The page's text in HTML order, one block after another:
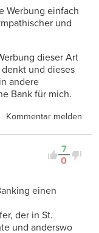
Werbung einfach
und
dieser Art
und dieses
andere
Bank für mich.
Kommentar melden
7
0
einen
der in St.
und anderswo